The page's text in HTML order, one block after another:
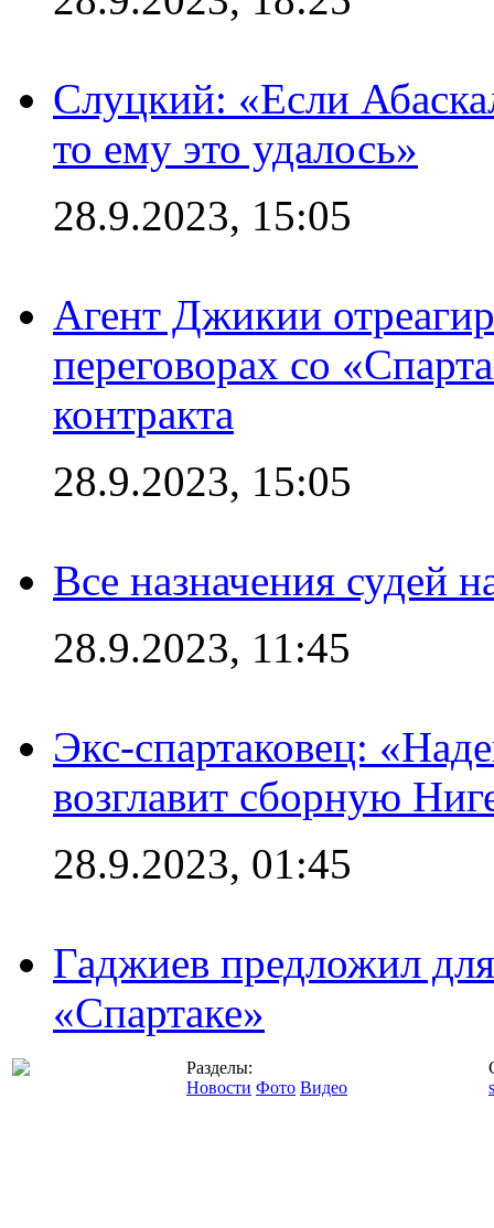
Слуцкий: «Если
то ему это удалось»
28.9.2023, 15:05
Агент Джикии
переговорах со
контракта
28.9.2023, 15:05
Все назначения судей
28.9.2023, 11:45
Экс-спартаковец:
возглавит сборную
28.9.2023, 01:45
Гаджиев предложил
«Спартаке»
Разделы:
Новости Фото Видео